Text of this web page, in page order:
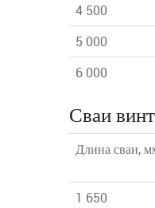
4 500
5 000
6 000
Сваи
Длина сваи,
1 650